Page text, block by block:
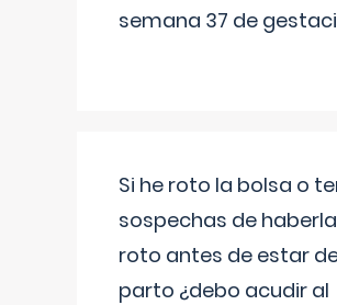
semana 37 de
Si he roto la bolsa o
sospechas de haberla
roto antes de estar
parto ¿debo acudir al